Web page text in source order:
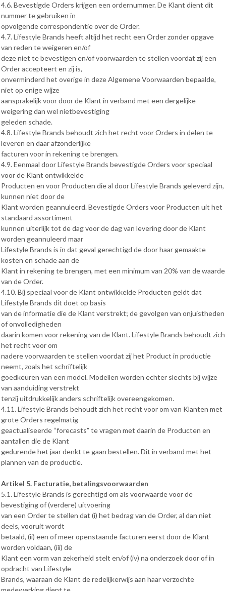
4.6. Bevestigde Orders krijgen een ordernummer. De Klant dient dit
nummer te gebruiken in
opvolgende correspondentie over de Order.
4.7. Lifestyle Brands heeft altijd het recht een Order zonder opgave
van reden te weigeren en/of
deze niet te bevestigen en/of voorwaarden te stellen voordat zij een
Order accepteert en zij is,
onverminderd het overige in deze Algemene Voorwaarden bepaalde,
niet op enige wijze
aansprakelijk voor door de Klant in verband met een dergelijke
weigering dan wel nietbevestiging
geleden schade.
4.8. Lifestyle Brands behoudt zich het recht voor Orders in delen te
leveren en daar afzonderlijke
facturen voor in rekening te brengen.
4.9. Eenmaal door Lifestyle Brands bevestigde Orders voor speciaal
voor de Klant ontwikkelde
Producten en voor Producten die al door Lifestyle Brands geleverd zijn,
kunnen niet door de
Klant worden geannuleerd. Bevestigde Orders voor Producten uit het
standaard assortiment
kunnen uiterlijk tot de dag voor de dag van levering door de Klant
worden geannuleerd maar
Lifestyle Brands is in dat geval gerechtigd de door haar gemaakte
kosten en schade aan de
Klant in rekening te brengen, met een minimum van 20% van de waarde
van de Order.
4.10. Bij speciaal voor de Klant ontwikkelde Producten geldt dat
Lifestyle Brands dit doet op basis
van de informatie die de Klant verstrekt; de gevolgen van onjuistheden
of onvolledigheden
daarin komen voor rekening van de Klant. Lifestyle Brands behoudt zich
het recht voor om
nadere voorwaarden te stellen voordat zij het Product in productie
neemt, zoals het schriftelijk
goedkeuren van een model. Modellen worden echter slechts bij wijze
van aanduiding verstrekt
tenzij uitdrukkelijk anders schriftelijk overeengekomen.
4.11. Lifestyle Brands behoudt zich het recht voor om van Klanten met
grote Orders regelmatig
geactualiseerde “forecasts” te vragen met daarin de Producten en
aantallen die de Klant
gedurende het jaar denkt te gaan bestellen. Dit in verband met het
plannen van de productie.
Artikel 5. Facturatie, betalingsvoorwaarden
5.1. Lifestyle Brands is gerechtigd om als voorwaarde voor de
bevestiging of (verdere) uitvoering
van een Order te stellen dat (i) het bedrag van de Order, al dan niet
deels, vooruit wordt
betaald, (ii) een of meer openstaande facturen eerst door de Klant
worden voldaan, (iii) de
Klant een vorm van zekerheid stelt en/of (iv) na onderzoek door of in
opdracht van Lifestyle
Brands, waaraan de Klant de redelijkerwijs aan haar verzochte